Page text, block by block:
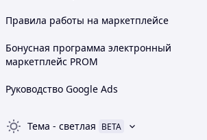
Правила работы на маркетплейсе
Бонусная программа электронный
маркетплейс PROM
Руководство Google Ads
Тема - светлая BETA